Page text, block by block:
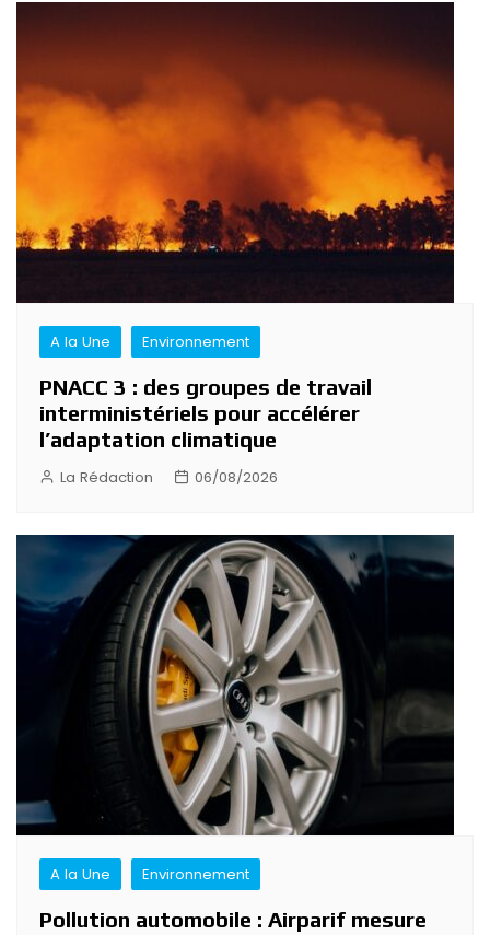
Navigation
de
l’article
A la Une Environnement
PNACC 3 : des groupes de travail
interministériels pour accélérer
l’adaptation climatique
La Rédaction 06/08/2026
A la Une Environnement
Pollution automobile : Airparif mesure